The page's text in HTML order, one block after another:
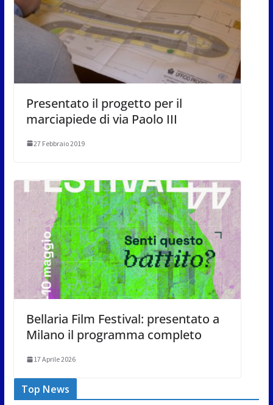
Presentato il progetto per il
marciapiede di via Paolo III
27 Febbraio 2019
Bellaria Film Festival: presentato a
Milano il programma completo
17 Aprile 2026
Top News